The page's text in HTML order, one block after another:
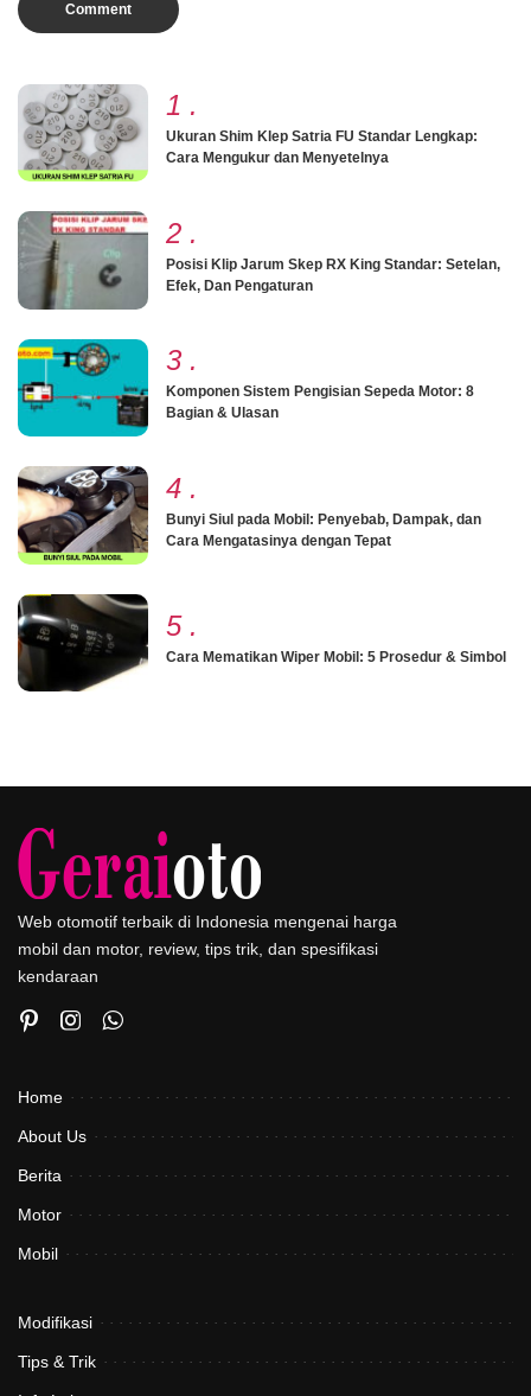
1 .
Ukuran Shim Klep Satria FU Standar Lengkap:
Cara Mengukur dan Menyetelnya
2 .
Posisi Klip Jarum Skep RX King Standar: Setelan,
Efek, Dan Pengaturan
3 .
Komponen Sistem Pengisian Sepeda Motor: 8
Bagian & Ulasan
4 .
Bunyi Siul pada Mobil: Penyebab, Dampak, dan
Cara Mengatasinya dengan Tepat
5 .
Cara Mematikan Wiper Mobil: 5 Prosedur & Simbol
Web otomotif terbaik di Indonesia mengenai harga
mobil dan motor, review, tips trik, dan spesifikasi
kendaraan
Home
About Us
Berita
Motor
Mobil
Modifikasi
Tips & Trik